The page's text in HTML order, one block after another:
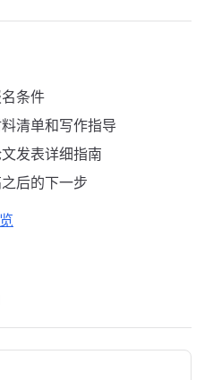
条件
清单和写作指导
发表详细指南
后的下一步